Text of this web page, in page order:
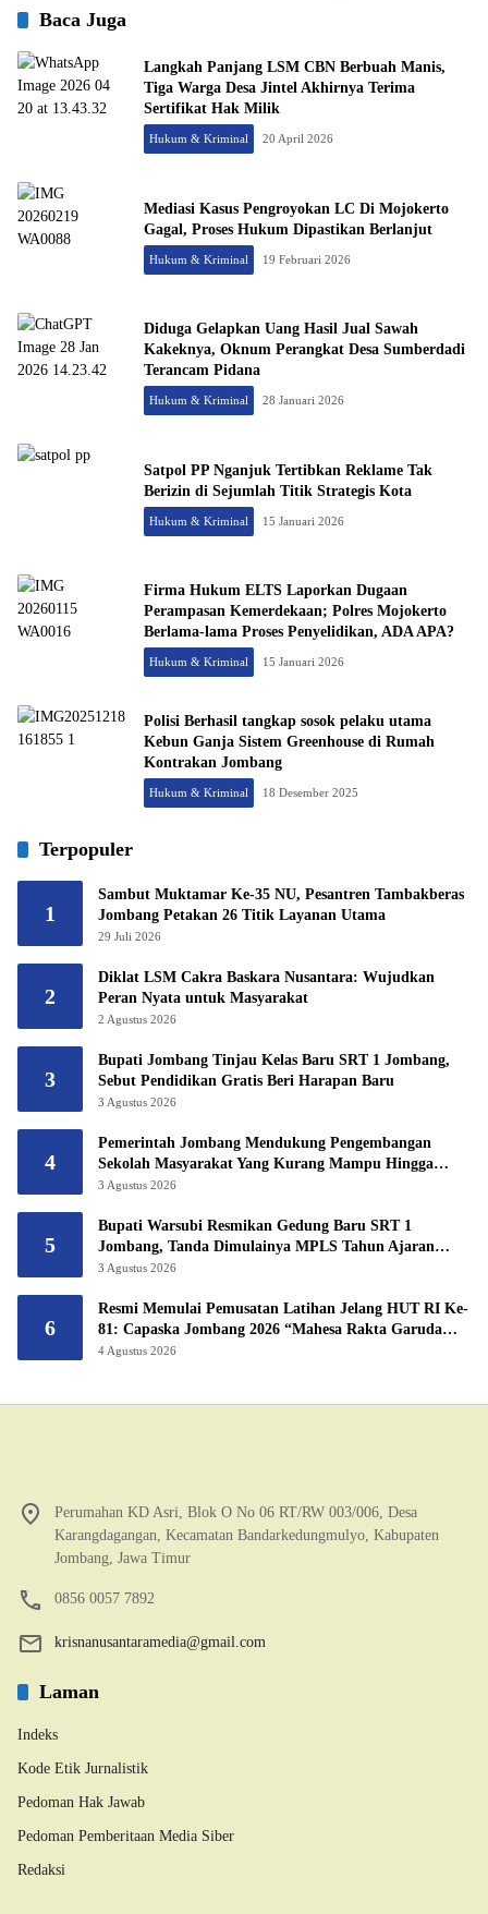
Baca Juga
Langkah Panjang LSM CBN Berbuah Manis,
Tiga Warga Desa Jintel Akhirnya Terima
Sertifikat Hak Milik
Hukum & Kriminal 20 April 2026
Mediasi Kasus Pengroyokan LC Di Mojokerto
Gagal, Proses Hukum Dipastikan Berlanjut
Hukum & Kriminal 19 Februari 2026
Diduga Gelapkan Uang Hasil Jual Sawah
Kakeknya, Oknum Perangkat Desa Sumberdadi
Terancam Pidana
Hukum & Kriminal 28 Januari 2026
Satpol PP Nganjuk Tertibkan Reklame Tak
Berizin di Sejumlah Titik Strategis Kota
Hukum & Kriminal 15 Januari 2026
Firma Hukum ELTS Laporkan Dugaan
Perampasan Kemerdekaan; Polres Mojokerto
Berlama-lama Proses Penyelidikan, ADA APA?
Hukum & Kriminal 15 Januari 2026
Polisi Berhasil tangkap sosok pelaku utama
Kebun Ganja Sistem Greenhouse di Rumah
Kontrakan Jombang
Hukum & Kriminal 18 Desember 2025
Terpopuler
1
Sambut Muktamar Ke-35 NU, Pesantren Tambakberas
Jombang Petakan 26 Titik Layanan Utama
29 Juli 2026
2
Diklat LSM Cakra Baskara Nusantara: Wujudkan
Peran Nyata untuk Masyarakat
2 Agustus 2026
3
Bupati Jombang Tinjau Kelas Baru SRT 1 Jombang,
Sebut Pendidikan Gratis Beri Harapan Baru
3 Agustus 2026
4
Pemerintah Jombang Mendukung Pengembangan
Sekolah Masyarakat Yang Kurang Mampu Hingga
Hibahkan 6,3 Hektar Untuk Sekolah Rakyat
3 Agustus 2026
5
Bupati Warsubi Resmikan Gedung Baru SRT 1
Jombang, Tanda Dimulainya MPLS Tahun Ajaran
2026/2027
3 Agustus 2026
6
Resmi Memulai Pemusatan Latihan Jelang HUT RI Ke-
81: Capaska Jombang 2026 “Mahesa Rakta Garuda
Yudha”.
4 Agustus 2026
Perumahan KD Asri, Blok O No 06 RT/RW 003/006, Desa
Karangdagangan, Kecamatan Bandarkedungmulyo, Kabupaten
Jombang, Jawa Timur
0856 0057 7892
krisnanusantaramedia@gmail.com
Laman
Indeks
Kode Etik Jurnalistik
Pedoman Hak Jawab
Pedoman Pemberitaan Media Siber
Redaksi